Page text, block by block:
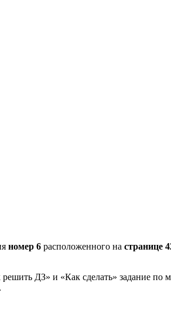
номер 6 расположенного на странице
ДЗ» и «Как сделать» задание